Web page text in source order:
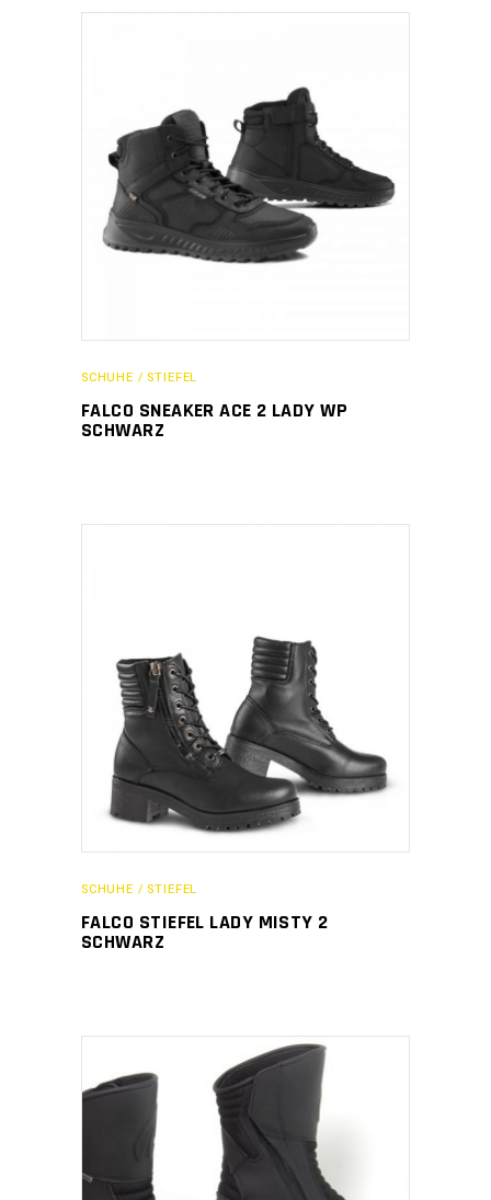
SCHUHE / STIEFEL
FALCO SNEAKER ACE 2 LADY WP
SCHWARZ
SCHUHE / STIEFEL
FALCO STIEFEL LADY MISTY 2
SCHWARZ